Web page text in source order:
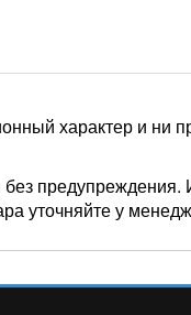
характер и ни
предупреждения.
уточняйте у